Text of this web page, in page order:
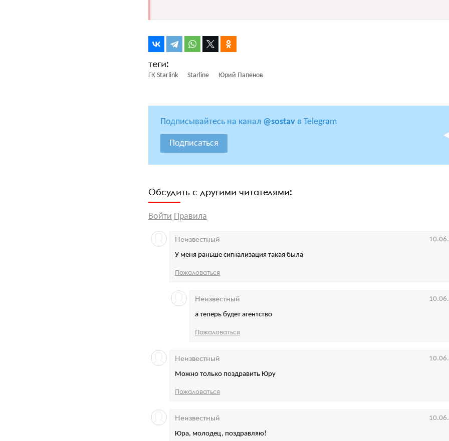
ГК Starlink Starline Юрий Папенов
Подписывайтесь на канал @sostav в Telegram
Подписаться
Обсудить с другими читателями:
Войти Правила
У меня раньше сигнализация такая была
Неизвестный
Пожаловаться
а теперь будет агентство
Неизвестный
Пожаловаться
Можно только поздравить Юру
Неизвестный
Пожаловаться
Юра, молодец, поздравляю!
Неизвестный